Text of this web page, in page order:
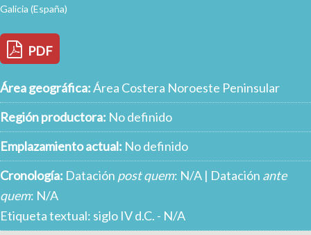
Galicia (España)
PDF
Área geográfica:Área Costera Noroeste Peninsular
Región productora: No definido
Emplazamiento actual: No definido
Cronología: Datación post quem: N/A | Datación ante
quem: N/A
Etiqueta textual: siglo IV d.C. - N/A